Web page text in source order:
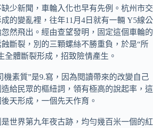
新聞，車輪入化也早有先例。杭州市交
的變亂裡，往年11月4日就有一輛 Y5線公
然飛出。經由查望發明，固定這個車輪的
斷裂，別的三顆螺絲不勝重負，於是“所
全體斷裂形成，招致險情產生。
素質”是9.寫，因為閱讀帶來的改變自己
給民眾的樞紐詞，領有極高的說起率，這
天形成，一個先天作育。
界第九年夜古跡，均勻幾百米一個的紅